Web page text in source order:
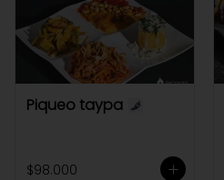
Piqueo taypa
$98.000